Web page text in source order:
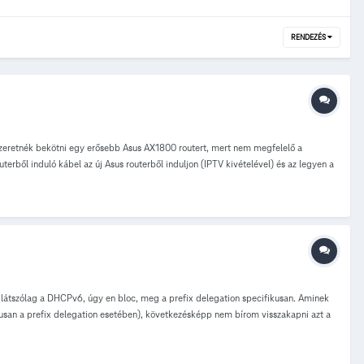
RENDEZÉS
bekötni egy erősebb Asus AX1800 routert, mert nem megfelelő a
induló kábel az új Asus routerből induljon (IPTV kivételével) és az legyen a
LAN1 csatlakozójából megy az ethernet kábel az Asus WAN portjába. Ez a
Levi
a DHCPv6, úgy en bloc, meg a prefix delegation specifikusan. Aminek
a prefix delegation esetében), következésképp nem bírom visszakapni azt a
adja, ami bizonyára franciaországban hasznos, de nekem nem pont ez